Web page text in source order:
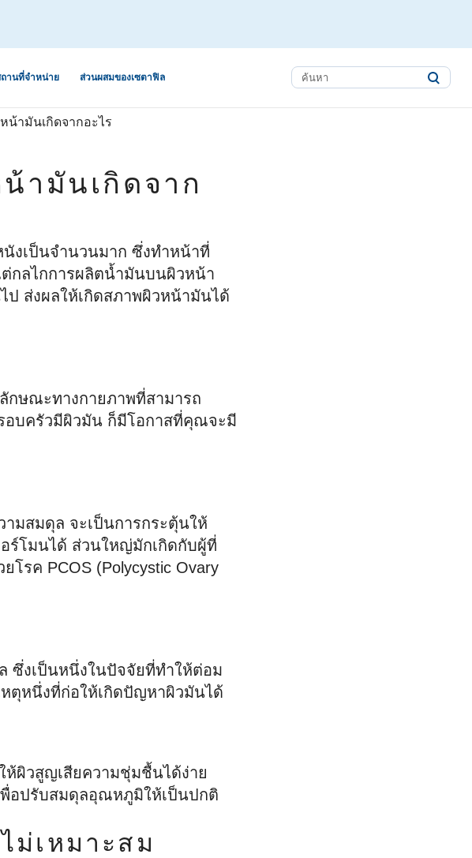
นอะโวคาโด
ไฮยาลูโรนิก
ะซินาไมด์
คฟีรอล
ถานที่จำหน่าย ส่วนผสมของเซตาฟิล
ามันเกิดจาก
งเป็นจำนวนมาก ซึ่งทำหน้าที่
กลไกการผลิตน้ำมันบนผิวหน้า
ป ส่งผลให้เกิดสภาพผิวหน้ามันได้
กษณะทางกายภาพที่สามารถ
อบครัวมีผิวมัน ก็มีโอกาสที่คุณจะมี
มสมดุล จะเป็นการกระตุ้นให้
ร์โมนได้ ส่วนใหญ่มักเกิดกับผู้ที่
โรค PCOS (Polycystic Ovary
ซึ่งเป็นหนึ่งในปัจจัยที่ทำให้ต่อม
ตุหนึ่งที่ก่อให้เกิดปัญหาผิวมันได้
ห้ผิวสูญเสียความชุ่มชื้นได้ง่าย
พื่อปรับสมดุลอุณหภูมิให้เป็นปกติ
เหมาะสม